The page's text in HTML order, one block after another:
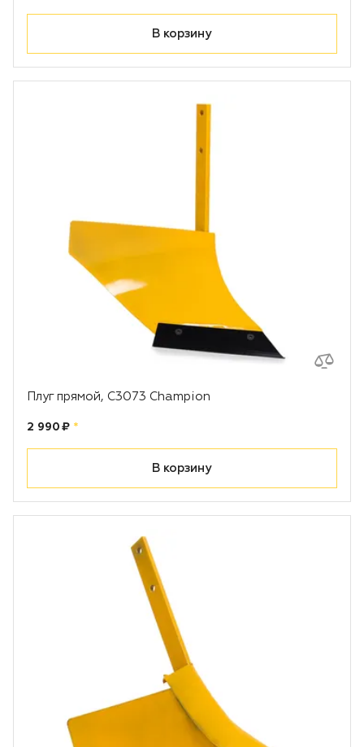
В корзину
Плуг прямой, C3073 Champion
Цена:
2 990 ₽ рублей
*
В корзину